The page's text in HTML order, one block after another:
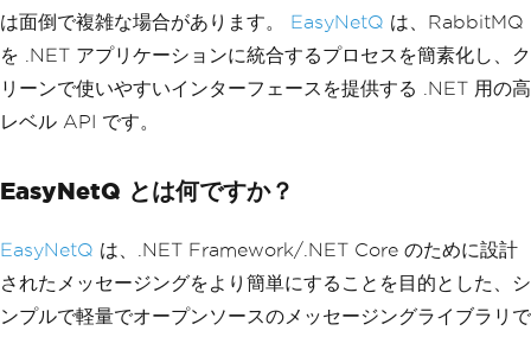
は面倒で複雑な場合があります。 EasyNetQ は、RabbitMQ
を .NET アプリケーションに統合するプロセスを簡素化し、ク
リーンで使いやすいインターフェースを提供する .NET 用の高
レベル API です。
EasyNetQ とは何ですか？
EasyNetQ は、.NET Framework/.NET Core のために設計
されたメッセージングをより簡単にすることを目的とした、シ
ンプルで軽量でオープンソースのメッセージングライブラリで